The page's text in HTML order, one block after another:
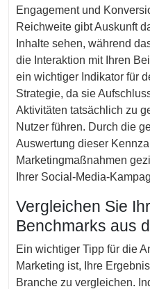
Engagement und
Reichweite gibt Auskunft
Inhalte sehen, während
die Interaktion mit Ihren
ein wichtiger Indikator für
Strategie, da sie
Aktivitäten tatsächlich zu
Nutzer führen. Durch die
Auswertung dieser
Marketingmaßnahmen
Ihrer Social-Media-
Vergleichen Sie
Benchmarks aus
Ein wichtiger Tipp für die
Marketing ist, Ihre
Branche zu vergleichen.